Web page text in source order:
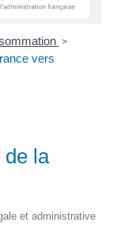
>
vers
de la
et administrative